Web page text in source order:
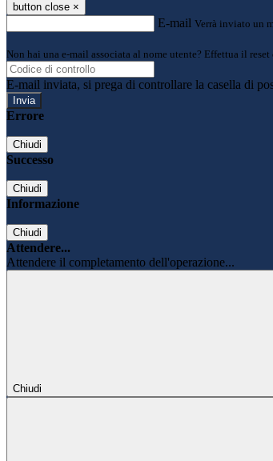
button close ×
E-mail Verrà inviato un
Non hai una e-mail associata al nome utente? Effettua il
E-mail inviata, si prega di controllare la casella di
Errore
Chiudi
Successo
Chiudi
Informazione
Chiudi
Attendere...
Attendere il completamento dell'operazione...
Chiudi